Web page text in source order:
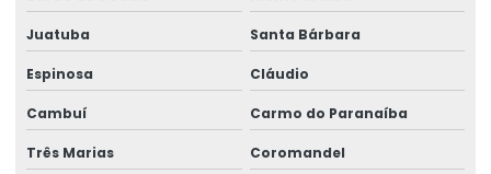
Juatuba Santa Bárbara
Espinosa Cláudio
Cambuí Carmo do Paranaíba
Três Marias Coromandel